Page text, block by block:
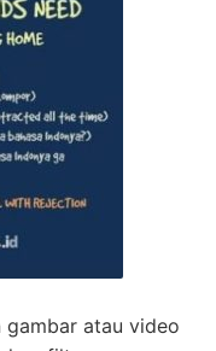
atau video